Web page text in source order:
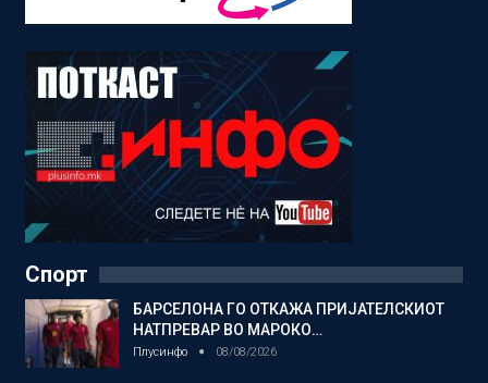
Спорт
БАРСЕЛОНА ГО ОТКАЖА ПРИЈАТЕЛСКИОТ
НАТПРЕВАР ВО МАРОКО…
Плусинфо 08/08/2026